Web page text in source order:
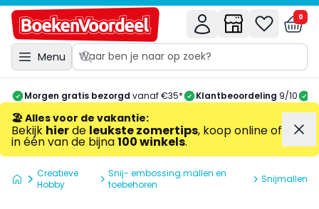
Menu
0
Morgen gratis bezorgd vanaf €35* Klantbeoordeling 9/10
🏖️ Alles voor de vakantie:
Bekijk hierde leukste zomertips, koop online of
in één van de bijna100 winkels.
Creatieve
Hobby
Snij- embossing mallen en
toebehoren
Snijmallen